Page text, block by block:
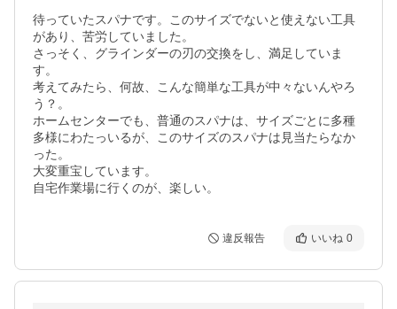
待っていたスパナです。このサイズでないと使えない工具
があり、苦労していました。
さっそく、グラインダーの刃の交換をし、満足していま
す。
考えてみたら、何故、こんな簡単な工具が中々ないんやろ
う？。
ホームセンターでも、普通のスパナは、サイズごとに多種
多様にわたっいるが、このサイズのスパナは見当たらなか
った。
大変重宝しています。
自宅作業場に行くのが、楽しい。
違反報告 いいね 0